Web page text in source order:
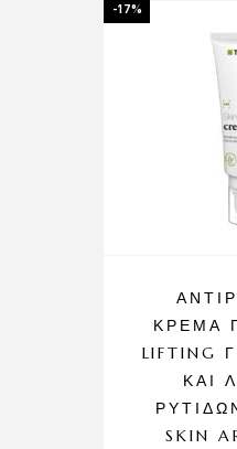
-17%
ΚΡΈΜΑ
LIFTING
ΚΑΙ
SKIN